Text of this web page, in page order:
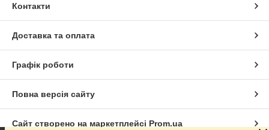
Контакти
Доставка та оплата
Графік роботи
Повна версія сайту
Сайт створено на маркетплейсі Prom.ua